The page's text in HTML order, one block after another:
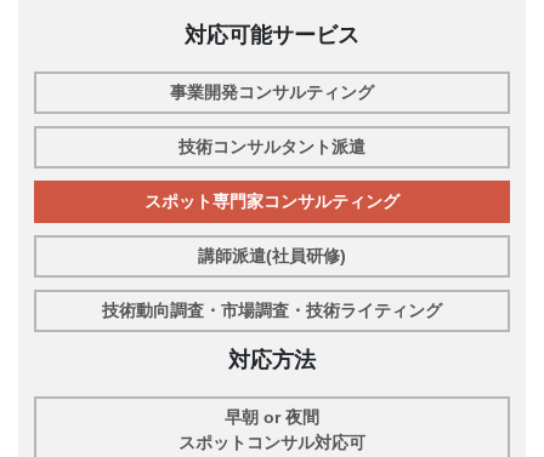
対応可能サービス
事業開発コンサルティング
技術コンサルタント派遣
スポット専門家コンサルティング
講師派遣(社員研修)
技術動向調査・市場調査・技術ライティング
対応方法
早朝 or 夜間
スポットコンサル対応可